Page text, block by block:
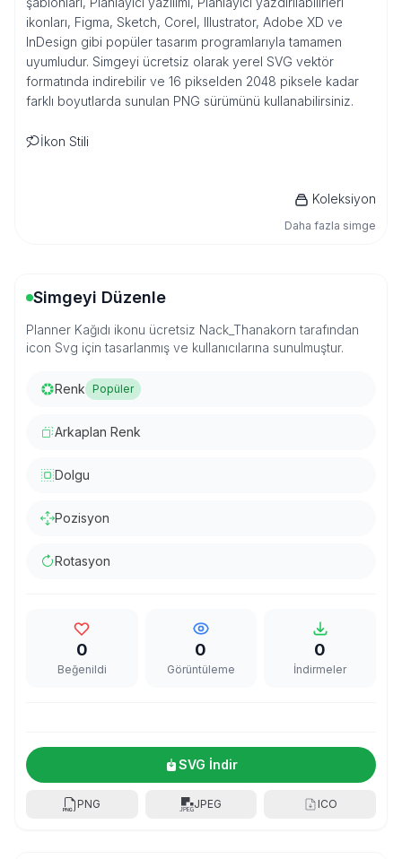
ikonları, Figma, Sketch, Corel, Illustrator, Adobe XD ve
InDesign gibi popüler tasarım programlarıyla tamamen
uyumludur. Simgeyi ücretsiz olarak yerel SVG vektör
formatında indirebilir ve 16 pikselden 2048 piksele kadar
farklı boyutlarda sunulan PNG sürümünü kullanabilirsiniz.
İkon Stili
Koleksiyon
Daha fazla simge
Simgeyi Düzenle
Planner Kağıdı ikonu ücretsiz Nack_Thanakorn tarafından
icon Svg için tasarlanmış ve kullanıcılarına sunulmuştur.
Renk Popüler
Arkaplan Renk
Dolgu
Pozisyon
Rotasyon
0
Beğenildi
0
Görüntüleme
0
İndirmeler
SVG İndir
PNG JPEG ICO